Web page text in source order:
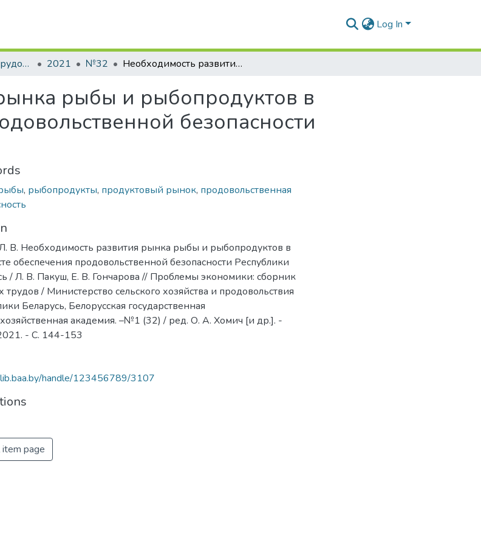
Log In
Сборник научных трудов "Проблемы экономики" 2021 №32 Необходимость развития рынка рыбы и рыбопродуктов в контексте обеспечения продовольственной безопасности Республики Беларусь
рыбы и рыбопродуктов в
безопасности
, рыбопродукты, продуктовый рынок, продовольственная
В. Необходимость развития рынка рыбы и рыбопродуктов в
обеспечения продовольственной безопасности Республики
/ Л. В. Пакуш, Е. В. Гончарова // Проблемы экономики: сборник
трудов / Министерство сельского хозяйства и продовольствия
Беларусь, Белорусская государственная
академия. –№1 (32) / ред. О. А. Хомич [и др.]. -
- С. 144-153
handle/123456789/3107
item page